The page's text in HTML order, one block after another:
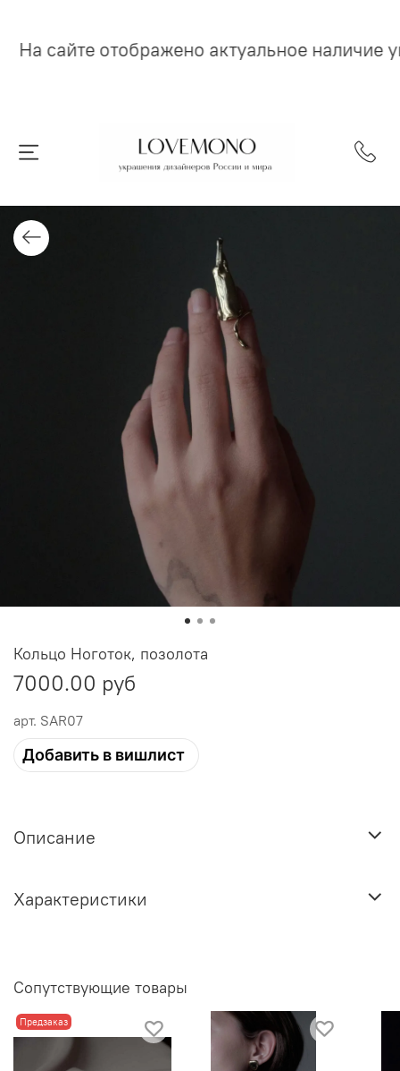
На сайте отображено актуальное наличие
арт. SAR07
Кольцо Ноготок, позолота
7000.00 руб
Добавить в вишлист
Описание
Характеристики
Сопутствующие товары
Предзаказ